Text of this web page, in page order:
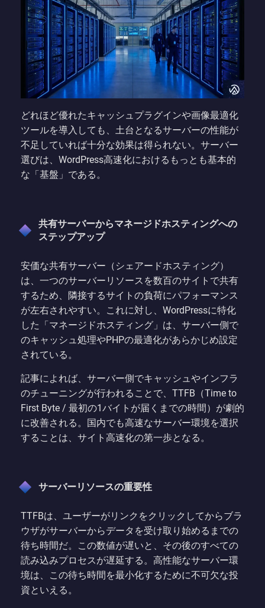
どれほど優れたキャッシュプラグインや画像最適化
ツールを導入しても、土台となるサーバーの性能が
不足していれば十分な効果は得られない。サーバー
選びは、WordPress高速化におけるもっとも基本的
な「基盤」である。
共有サーバーからマネージドホスティングへの
ステップアップ
安価な共有サーバー（シェアードホスティング）
は、一つのサーバーリソースを数百のサイトで共有
するため、隣接するサイトの負荷にパフォーマンス
が左右されやすい。これに対し、WordPressに特化
した「マネージドホスティング」は、サーバー側で
のキャッシュ処理やPHPの最適化があらかじめ設定
されている。
記事によれば、サーバー側でキャッシュやインフラ
のチューニングが行われることで、TTFB（Time to
First Byte / 最初の1バイトが届くまでの時間）が劇的
に改善される。国内でも高速なサーバー環境を選択
することは、サイト高速化の第一歩となる。
サーバーリソースの重要性
TTFBは、ユーザーがリンクをクリックしてからブラ
ウザがサーバーからデータを受け取り始めるまでの
待ち時間だ。この数値が遅いと、その後のすべての
読み込みプロセスが遅延する。高性能なサーバー環
境は、この待ち時間を最小化するために不可欠な投
資といえる。